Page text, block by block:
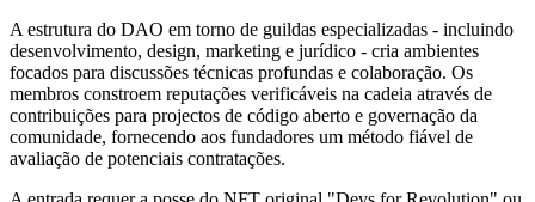
A estrutura do DAO em torno de guildas especializadas - incluindo
desenvolvimento, design, marketing e jurídico - cria ambientes
focados para discussões técnicas profundas e colaboração. Os
membros constroem reputações verificáveis na cadeia através de
contribuições para projectos de código aberto e governação da
comunidade, fornecendo aos fundadores um método fiável de
avaliação de potenciais contratações.